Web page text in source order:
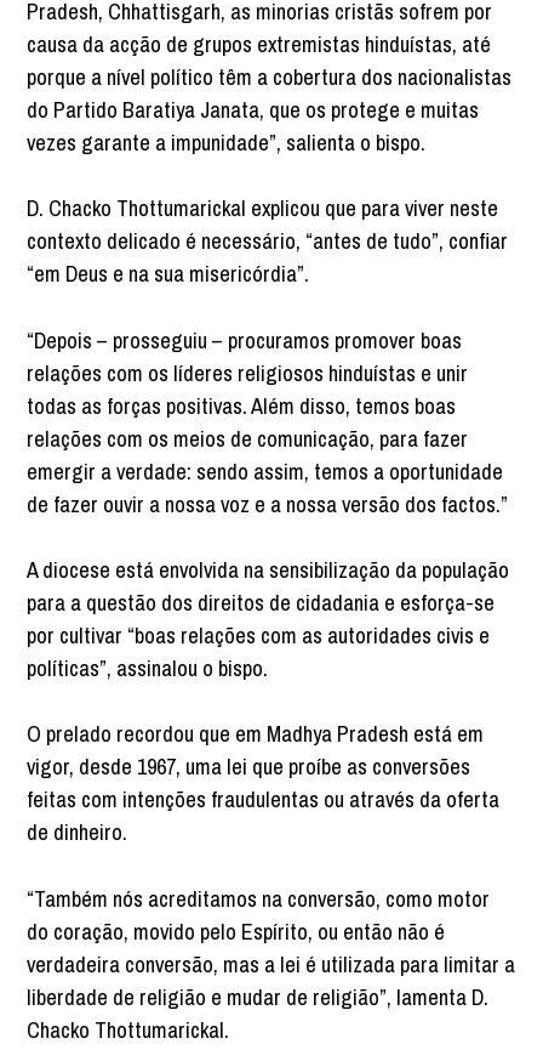
Pradesh, Chhattisgarh, as minorias cristãs sofrem por
causa da acção de grupos extremistas hinduístas, até
porque a nível político têm a cobertura dos nacionalistas
do Partido Baratiya Janata, que os protege e muitas
vezes garante a impunidade”, salienta o bispo.
D. Chacko Thottumarickal explicou que para viver neste
contexto delicado é necessário, “antes de tudo”, confiar
“em Deus e na sua misericórdia”.
“Depois – prosseguiu – procuramos promover boas
relações com os líderes religiosos hinduístas e unir
todas as forças positivas. Além disso, temos boas
relações com os meios de comunicação, para fazer
emergir a verdade: sendo assim, temos a oportunidade
de fazer ouvir a nossa voz e a nossa versão dos factos.”
A diocese está envolvida na sensibilização da população
para a questão dos direitos de cidadania e esforça-se
por cultivar “boas relações com as autoridades civis e
políticas”, assinalou o bispo.
O prelado recordou que em Madhya Pradesh está em
vigor, desde 1967, uma lei que proíbe as conversões
feitas com intenções fraudulentas ou através da oferta
de dinheiro.
“Também nós acreditamos na conversão, como motor
do coração, movido pelo Espírito, ou então não é
verdadeira conversão, mas a lei é utilizada para limitar a
liberdade de religião e mudar de religião”, lamenta D.
Chacko Thottumarickal.